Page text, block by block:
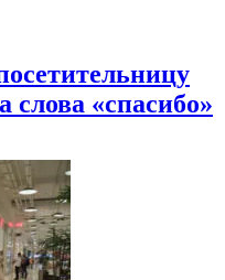
слова «спасибо»